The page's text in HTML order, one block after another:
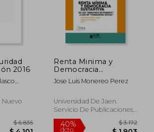
$ 1.434
40%
dcto.
2016
Nuevo
Renta Minima y
Democracia
Sustantiva: De los
"Derechos de
"Ciudadania Social"
Jose Luis Monereo Perez
Universidad De Jaen.
Servicio De Publicaciones
E Intercambio, 2021, 1
Edición, Tapa Blanda,